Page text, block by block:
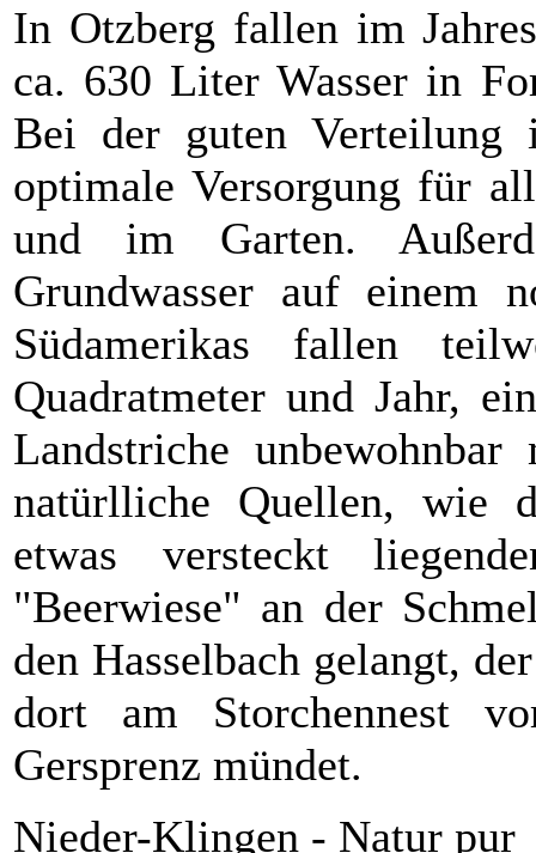
In Otzberg fallen im
ca. 630 Liter Wasser in
Bei der guten Verteilung
optimale Versorgung für
und im Garten.
Grundwasser auf einem
Südamerikas fallen
Quadratmeter und Jahr,
Landstriche
natürlliche Quellen, wie
etwas versteckt
"Beerwiese" an der
den Hasselbach gelangt,
dort am Storchennest
Gersprenz mündet.
Nieder-Klingen - Natur pur